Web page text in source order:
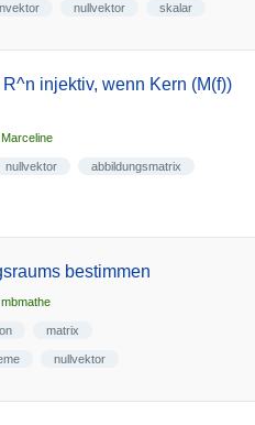
nullvektor skalar
injektiv, wenn Kern (M(f))
Marceline
nullvektor abbildungsmatrix
bestimmen
mbmathe
matrix
nullvektor